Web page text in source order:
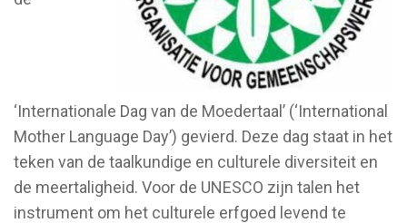
‘Internationale Dag van de Moedertaal’ (‘International
Mother Language Day’) gevierd. Deze dag staat in het
teken van de taalkundige en culturele diversiteit en
de meertaligheid. Voor de UNESCO zijn talen het
instrument om het culturele erfgoed levend te